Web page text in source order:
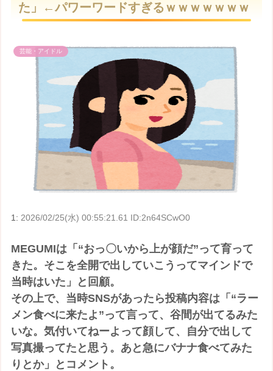
e
た」←パワーワードすぎるｗｗｗｗｗｗｗ
芸能・アイドル
1: 2026/02/25(水) 00:55:21.61 ID:2n64SCwO0
MEGUMIは「“おっ〇いから上が顔だ”って育って
きた。そこを全開で出していこうってマインドで
当時はいた」と回顧。
その上で、当時SNSがあったら投稿内容は「“ラー
メン食べに来たよ”って言って、谷間が出てるみた
いな。気付いてねーよって顔して、自分で出して
写真撮ってたと思う。あと急にバナナ食べてみた
りとか」とコメント。